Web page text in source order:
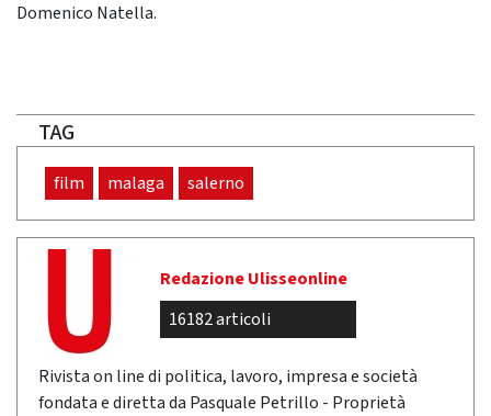
Domenico Natella.
TAG
film malaga salerno
Redazione Ulisseonline
16182 articoli
Rivista on line di politica, lavoro, impresa e società
fondata e diretta da Pasquale Petrillo - Proprietà